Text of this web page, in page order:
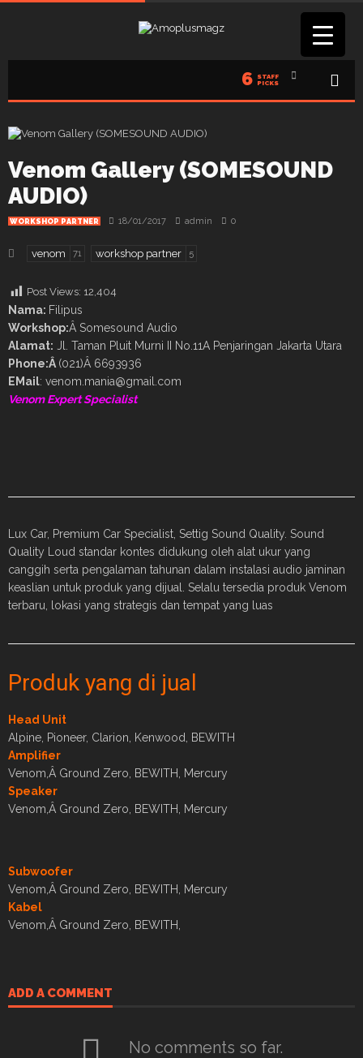
6 STAFF
PICKS
Venom Gallery (SOMESOUND
AUDIO)
WORKSHOP PARTNER 18/01/2017 admin 0
venom 71 workshop partner 5
Post Views: 12,404
Nama: Filipus
Workshop:Â Somesound Audio
Alamat: Jl. Taman Pluit Murni II No.11A Penjaringan Jakarta Utara
Phone:Â (021)Â 6693936
EMail: venom.mania@gmail.com
Venom Expert Specialist
Lux Car, Premium Car Specialist, Settig Sound Quality. Sound
Quality Loud standar kontes didukung oleh alat ukur yang
canggih serta pengalaman tahunan dalam instalasi audio jaminan
keaslian untuk produk yang dijual. Selalu tersedia produk Venom
terbaru, lokasi yang strategis dan tempat yang luas
Produk yang di jual
Head Unit
Alpine, Pioneer, Clarion, Kenwood, BEWITH
Amplifier
Venom,Â Ground Zero, BEWITH, Mercury
Speaker
Venom,Â Ground Zero, BEWITH, Mercury
Subwoofer
Venom,Â Ground Zero, BEWITH, Mercury
Kabel
Venom,Â Ground Zero, BEWITH,
ADD A COMMENT
No comments so far.